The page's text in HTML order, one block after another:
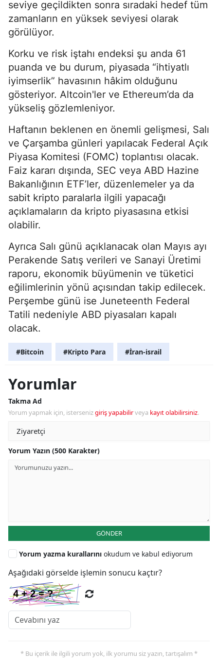
seviye geçildikten sonra sıradaki hedef tüm
zamanların en yüksek seviyesi olarak
görülüyor.
Korku ve risk iştahı endeksi şu anda 61
puanda ve bu durum, piyasada “ihtiyatlı
iyimserlik” havasının hâkim olduğunu
gösteriyor. Altcoin'ler ve Ethereum’da da
yükseliş gözlemleniyor.
Haftanın beklenen en önemli gelişmesi, Salı
ve Çarşamba günleri yapılacak Federal Açık
Piyasa Komitesi (FOMC) toplantısı olacak.
Faiz kararı dışında, SEC veya ABD Hazine
Bakanlığının ETF’ler, düzenlemeler ya da
sabit kripto paralarla ilgili yapacağı
açıklamaların da kripto piyasasına etkisi
olabilir.
Ayrıca Salı günü açıklanacak olan Mayıs ayı
Perakende Satış verileri ve Sanayi Üretimi
raporu, ekonomik büyümenin ve tüketici
eğilimlerinin yönü açısından takip edilecek.
Perşembe günü ise Juneteenth Federal
Tatili nedeniyle ABD piyasaları kapalı
olacak.
#Bitcoin #Kripto Para #İran-israil
Yorumlar
Takma Ad
Yorum yapmak için, istersenizgiriş yapabilirveya kayıt olabilirsiniz.
Yorum Yazın (500 Karakter)
GÖNDER
Yorum yazma kurallarını okudum ve kabul ediyorum
Aşağıdaki görselde işlemin sonucu kaçtır?
* Bu içerik ile ilgili yorum yok, ilk yorumu siz yazın, tartışalım *